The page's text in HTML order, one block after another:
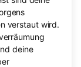
verstaut wird.
deine